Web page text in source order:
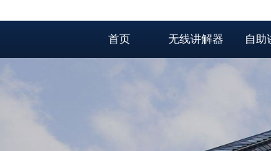
首页 无线讲解器 自助